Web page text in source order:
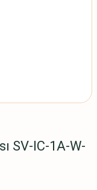
SV-IC-1A-W-